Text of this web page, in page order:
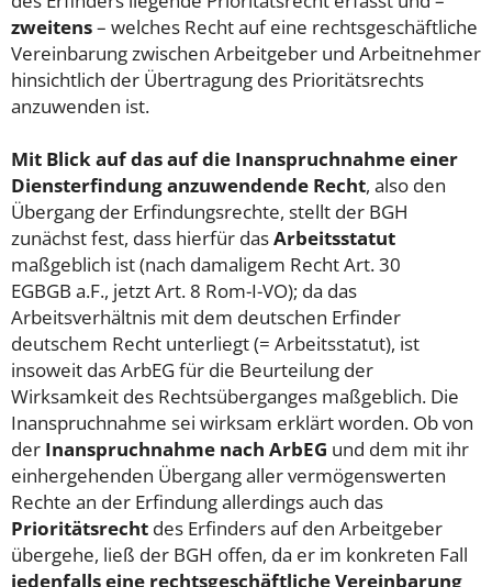
zweitens– welches Recht auf eine rechtsgeschäftliche
Vereinbarung zwischen Arbeitgeber und Arbeitnehmer
hinsichtlich der Übertragung des Prioritätsrechts
anzuwenden ist.
Mit Blick auf das auf die Inanspruchnahme einer
Diensterfindung anzuwendende Recht, also den
Übergang der Erfindungsrechte, stellt der BGH
zunächst fest, dass hierfür dasArbeitsstatut
maßgeblich ist (nach damaligem Recht Art. 30
EGBGB a.F., jetzt Art. 8 Rom-I-VO); da das
Arbeitsverhältnis mit dem deutschen Erfinder
deutschem Recht unterliegt (= Arbeitsstatut), ist
insoweit das ArbEG für die Beurteilung der
Wirksamkeit des Rechtsüberganges maßgeblich. Die
Inanspruchnahme sei wirksam erklärt worden. Ob von
der Inanspruchnahme nach ArbEG und dem mit ihr
einhergehenden Übergang aller vermögenswerten
Rechte an der Erfindung allerdings auch das
Prioritätsrecht des Erfinders auf den Arbeitgeber
übergehe, ließ der BGH offen, da er im konkreten Fall
jedenfalls eine rechtsgeschäftliche Vereinbarung